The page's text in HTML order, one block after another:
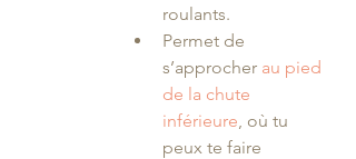
roulants.
Permet de
s’approcher au pied
de la chute
inférieure, où tu
peux te faire